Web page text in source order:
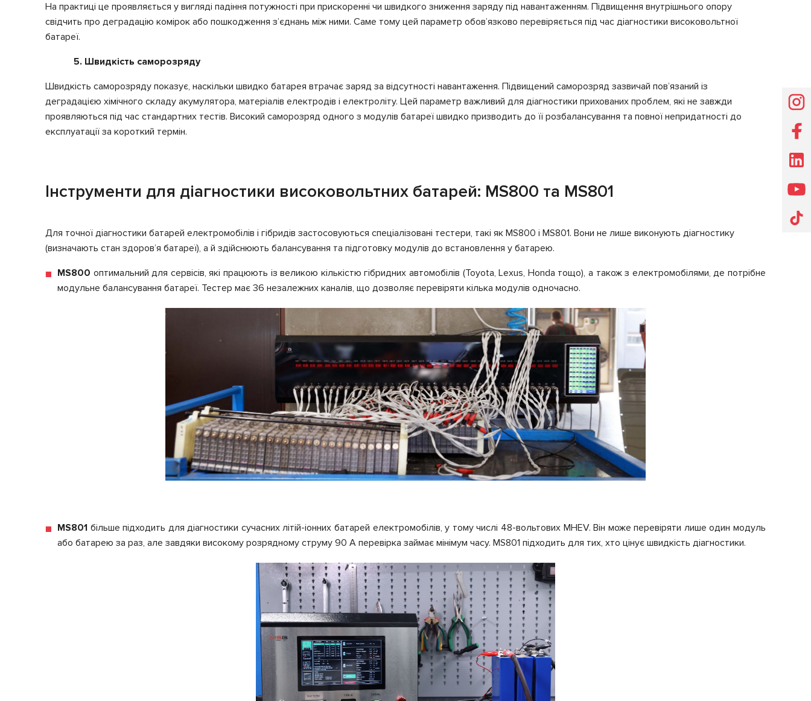
На практиці це проявляється у вигляді падіння потужності при прискоренні чи швидкого зниження заряду під навантаженням. Підвищення внутрішнього опору
свідчить про деградацію комірок або пошкодження з’єднань між ними. Саме тому цей параметр обов’язково перевіряється під час діагностики високовольтної
батареї.
5. Швидкість саморозряду
Швидкість саморозряду показує, наскільки швидко батарея втрачає заряд за відсутності навантаження. Підвищений саморозряд зазвичай пов’язаний із
деградацією хімічного складу акумулятора, матеріалів електродів і електроліту. Цей параметр важливий для діагностики прихованих проблем, які не завжди
проявляються під час стандартних тестів. Високий саморозряд одного з модулів батареї швидко призводить до її розбалансування та повної непридатності до
експлуатації за короткий термін.
Інструменти для діагностики високовольтних батарей: MS800 та MS801
Для точної діагностики батарей електромобілів і гібридів застосовуються спеціалізовані тестери, такі як MS800 і MS801. Вони не лише виконують діагностику
(визначають стан здоров’я батареї), а й здійснюють балансування та підготовку модулів до встановлення у батарею.
MS800 оптимальний для сервісів, які працюють із великою кількістю гібридних автомобілів (Toyota, Lexus, Honda тощо), а також з електромобілями, де потрібне
модульне балансування батареї. Тестер має 36 незалежних каналів, що дозволяє перевіряти кілька модулів одночасно.
MS801 більше підходить для діагностики сучасних літій-іонних батарей електромобілів, у тому числі 48-вольтових MHEV. Він може перевіряти лише один модуль
або батарею за раз, але завдяки високому розрядному струму 90 А перевірка займає мінімум часу. MS801 підходить для тих, хто цінує швидкість діагностики.